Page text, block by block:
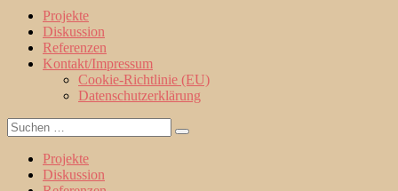
Projekte
Diskussion
Referenzen
Kontakt/Impressum
Cookie-Richtlinie (EU)
Datenschutzerklärung
Suche
nach:
Suchen
Projekte
Diskussion